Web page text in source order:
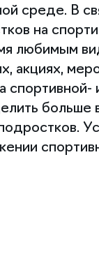
среде. В
на
любимым
акциях,
спортивной-
больше